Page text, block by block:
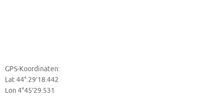
GPS-Koordinaten:
Lat 44°.29’18.442
Lon 4°45’29.531